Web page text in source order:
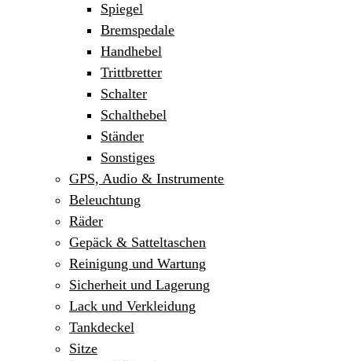
Spiegel
Bremspedale
Handhebel
Trittbretter
Schalter
Schalthebel
Ständer
Sonstiges
GPS, Audio & Instrumente
Beleuchtung
Räder
Gepäck & Satteltaschen
Reinigung und Wartung
Sicherheit und Lagerung
Lack und Verkleidung
Tankdeckel
Sitze